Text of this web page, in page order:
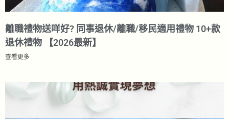
離職禮物送咩好? 同事退休/離職/移民適用禮物 10+款
退休禮物 【2026最新】
查看更多